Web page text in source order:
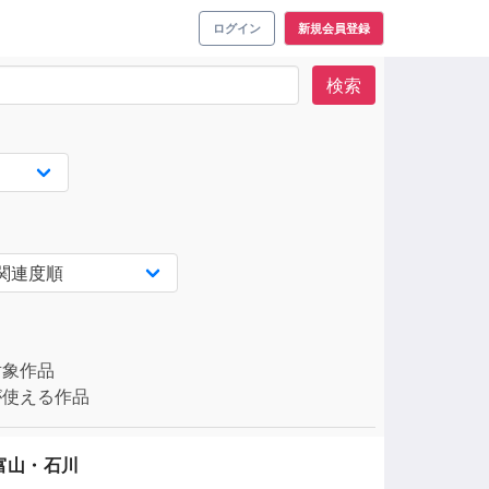
ログイン 新規会員登録
検索
作品
える作品
・石川